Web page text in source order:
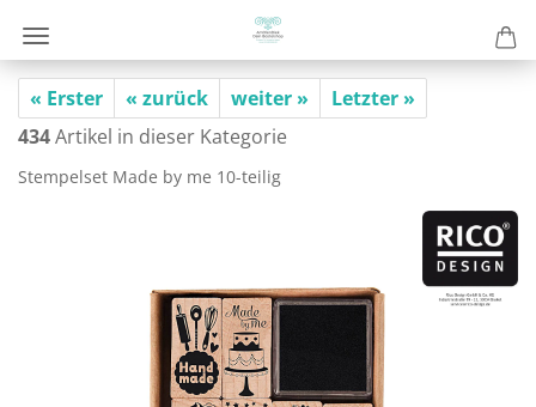
« Erster « zurück weiter »
Letzter »
434Artikel in dieser Kategorie
Stem­pel­set Made by me 10-​teilig